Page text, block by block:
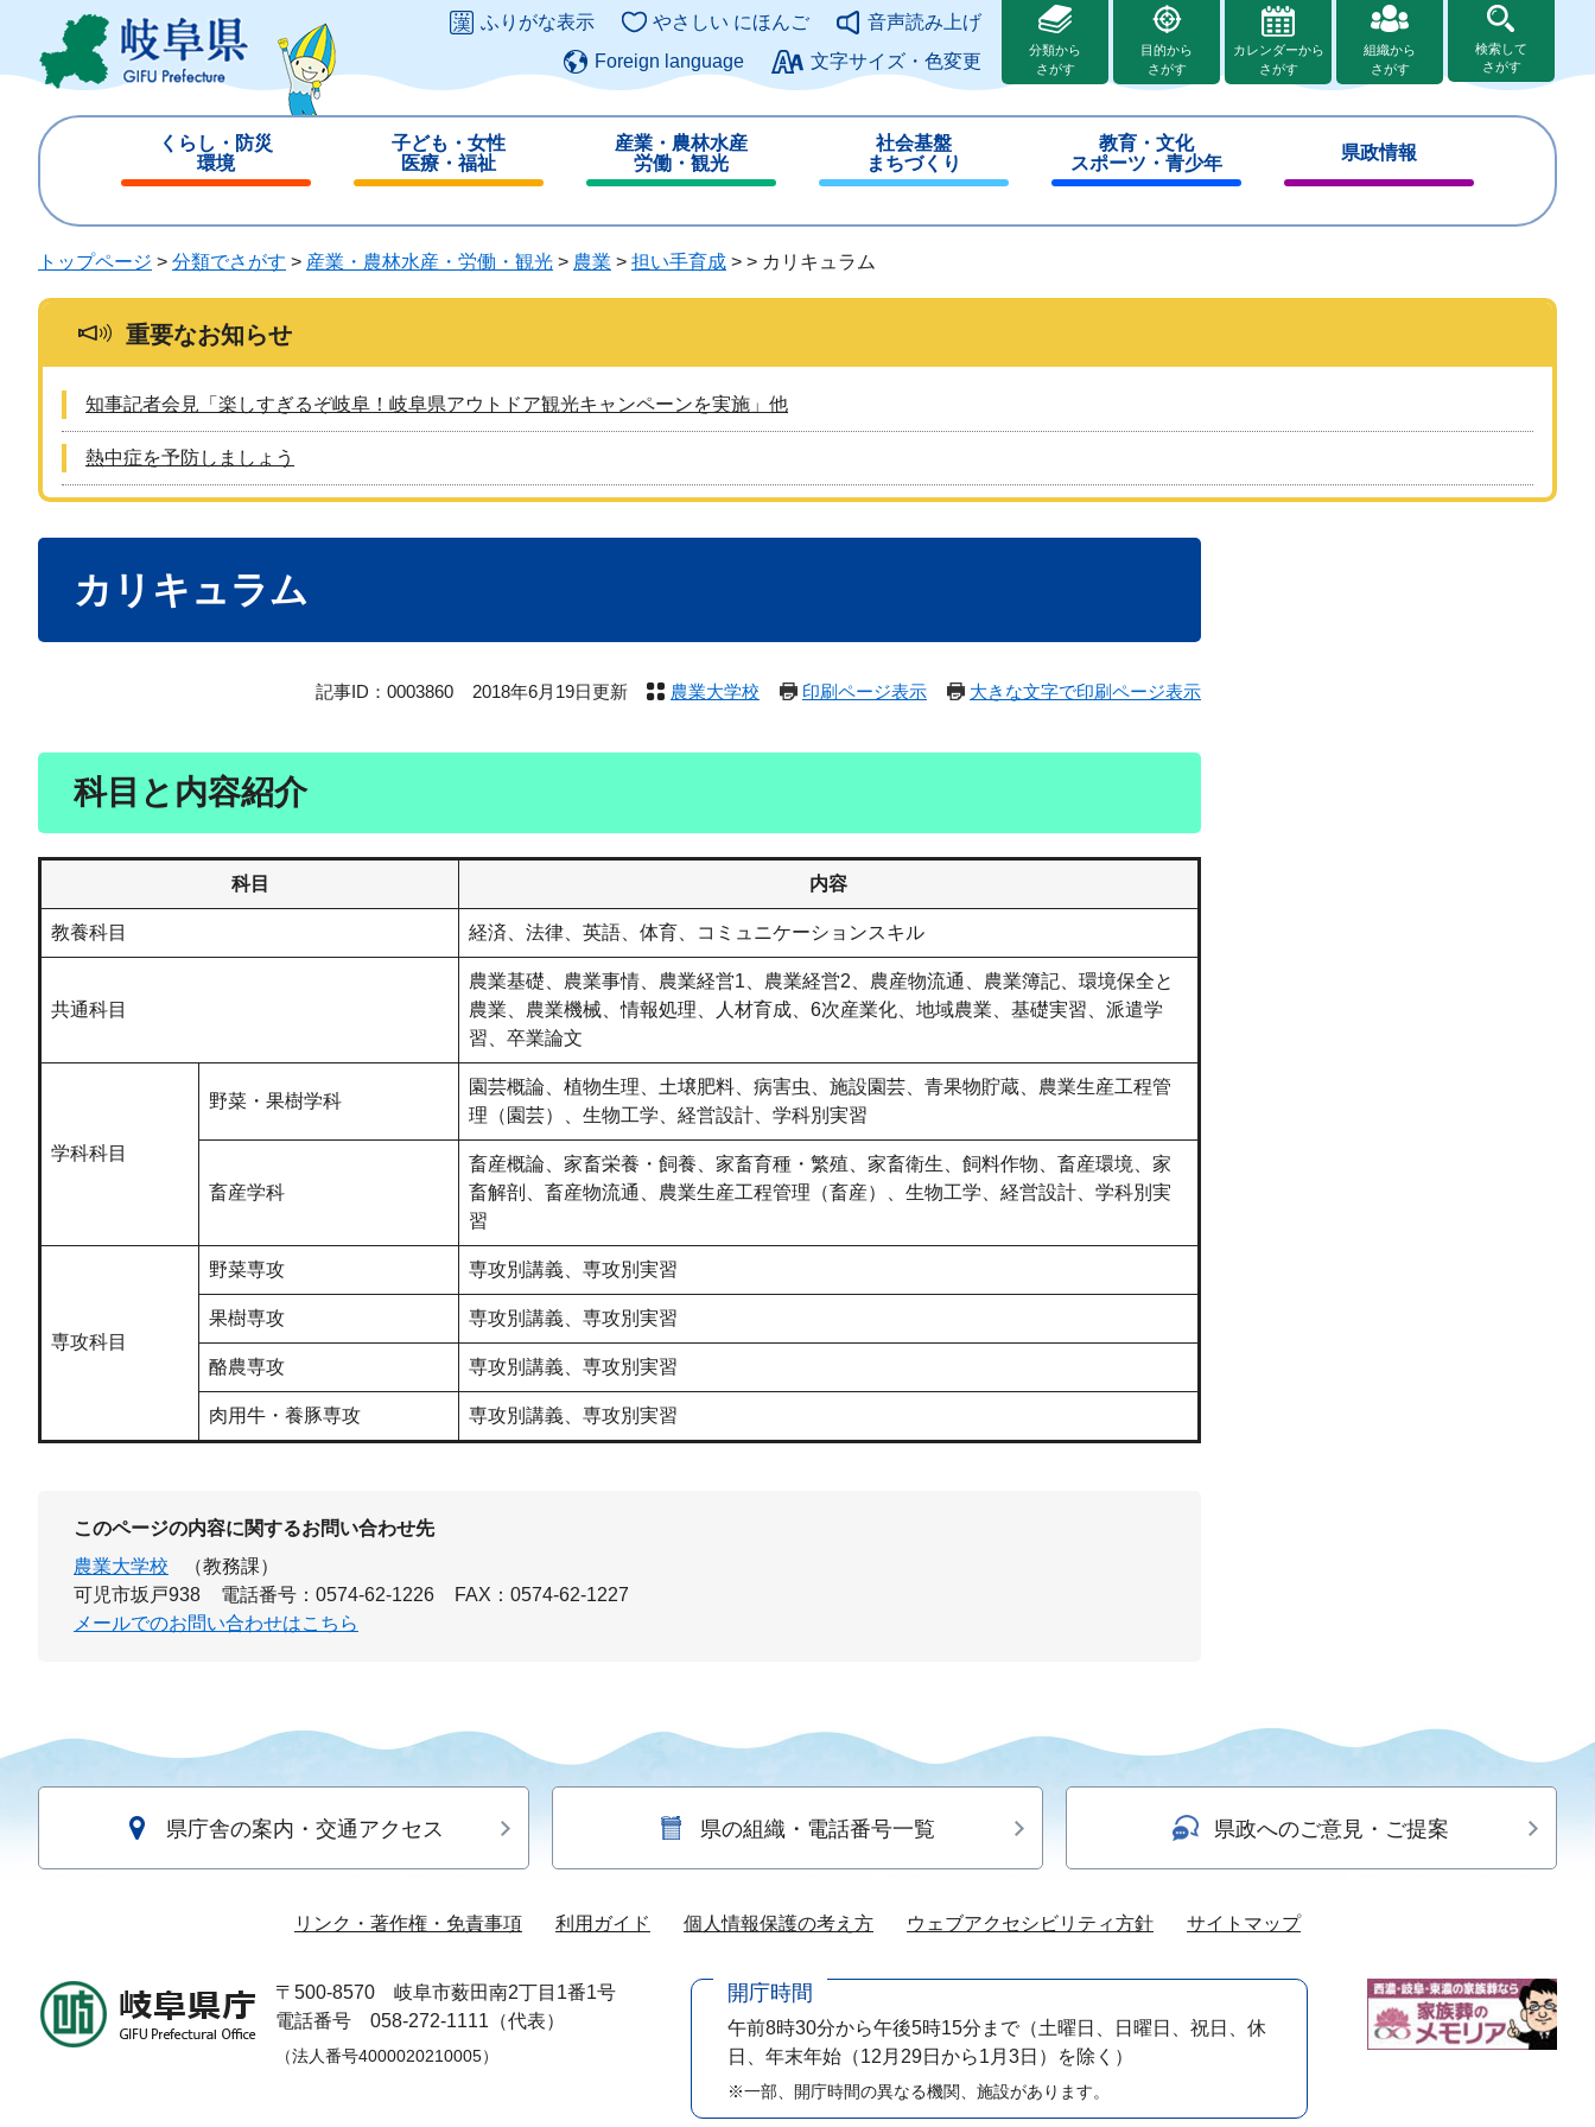
ジ
ュ
このページの本文へ
ふりがな表示 やさしい にほんご
音声読み上げ
Foreign language
文字サイズ・色変更
分類から
さがす
目的から
さがす
カレンダーから
さがす
組織から
さがす
検索して
さがす
くらし・防災
環境
じ
子ども・女性
医療・福祉
じ
る
産業・農林水産
労働・観光
じ
る
社会基盤
まちづくり
じ
教育・文化
スポーツ・青少年
じ
県政情報
じ
トップページ > 分類でさがす > 産業・農林水産・労働・観光 > 農業 > 担い手育成 > > カリキュラム
重要なお知らせ
知事記者会見「楽しすぎるぞ岐阜！岐阜県アウトドア観光キャンペーンを実施」他
熱中症を予防しましょう
カリキュラム
記事ID：0003860 2018年6月19日更新 農業大学校 印刷ページ表示 大きな文字で印刷ページ表示
科目と内容紹介
科目 内容
教養科目 経済、法律、英語、体育、コミュニケーションスキル
共通科目
農業基礎、農業事情、農業経営1、農業経営2、農産物流通、農業簿記、環境保全と
農業、農業機械、情報処理、人材育成、6次産業化、地域農業、基礎実習、派遣学
習、卒業論文
学科科目
野菜・果樹学科
園芸概論、植物生理、土壌肥料、病害虫、施設園芸、青果物貯蔵、農業生産工程管
理（園芸）、生物工学、経営設計、学科別実習
畜産学科
畜産概論、家畜栄養・飼養、家畜育種・繁殖、家畜衛生、飼料作物、畜産環境、家
畜解剖、畜産物流通、農業生産工程管理（畜産）、生物工学、経営設計、学科別実
習
専攻科目
野菜専攻 専攻別講義、専攻別実習
果樹専攻 専攻別講義、専攻別実習
酪農専攻 専攻別講義、専攻別実習
肉用牛・養豚専攻 専攻別講義、専攻別実習
このページの内容に関するお問い合わせ先
農業大学校
（教務課）
可児市坂戸938
電話番号：0574-62-1226
FAX：0574-62-1227
メールでのお問い合わせはこちら
県庁舎の案内・交通アクセス 県の組織・電話番号一覧 県政へのご意見・ご提案
リンク・著作権・免責事項 利用ガイド 個人情報保護の考え方 ウェブアクセシビリティ方針 サイトマップ
〒500-8570
岐阜市薮田南2丁目1番1号
電話番号 058-272-1111（代表）
（法人番号4000020210005）
開庁時間
午前8時30分から午後5時15分まで （土曜日、日曜日、祝日、休
日、年末年始（12月29日から1月3日）を除く）
※一部、開庁時間の異なる機関、施設があります。